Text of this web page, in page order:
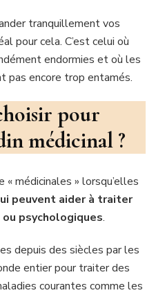
tranquillement vos
pour cela. C’est celui où
endormies et où les
pas encore trop entamés.
pour
médicinal ?
médicinales » lorsqu’elles
peuvent aider à traiter
psychologiques.
depuis des siècles par les
entier pour traiter des
courantes comme les